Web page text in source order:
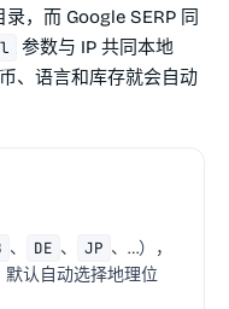
，而 Google SERP 同
参数与 IP 共同本地
、语言和库存就会自动
、 DE 、 JP 、…），
认自动选择地理位